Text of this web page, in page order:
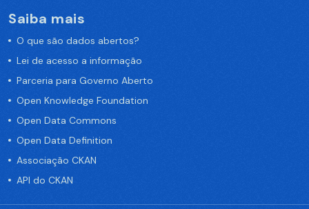
Saiba mais
O que são dados abertos?
Lei de acesso a informação
Parceria para Governo Aberto
Open Knowledge Foundation
Open Data Commons
Open Data Definition
Associação CKAN
API do CKAN